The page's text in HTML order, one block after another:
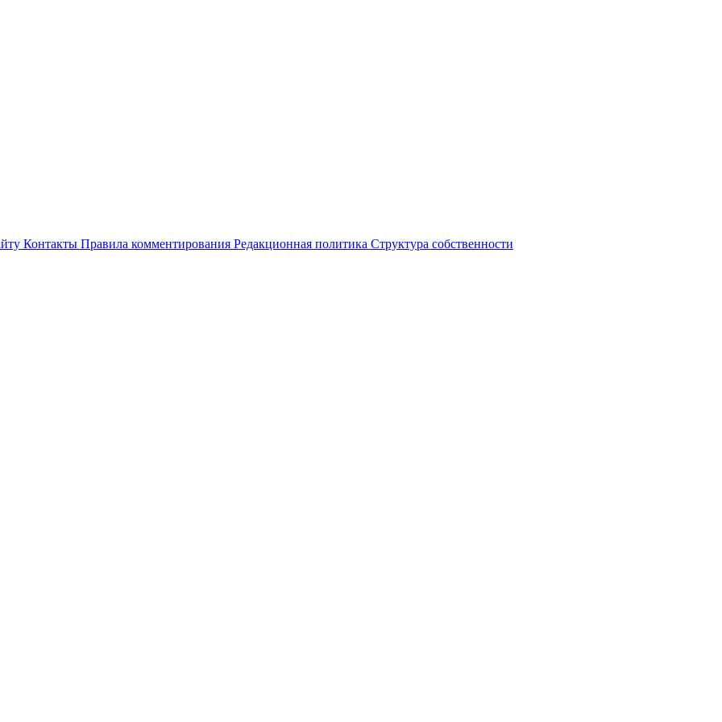
Контакты Правила комментирования Редакционная политика Структура собственности